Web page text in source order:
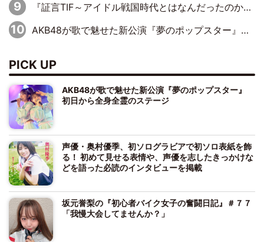
『証言TIF～アイドル戦国時代とはなんだったのか～』第10回：さくら学院・武藤彩未×飯田らうら「正直、中3で辞めるというのを信じてなくて。そう言われてはいたけど、嘘でしょって」
AKB48が歌で魅せた新公演『夢のポップスター』 初日から全身全霊のステージ
PICK UP
AKB48が歌で魅せた新公演『夢のポップスター』
初日から全身全霊のステージ
声優・奥村優季、初ソログラビアで初ソロ表紙を飾
る！ 初めて見せる表情や、声優を志したきっかけな
どを語った必読のインタビューを掲載
坂元誉梨の『初心者バイク女子の奮闘日記』＃７７
「我慢大会してませんか？」